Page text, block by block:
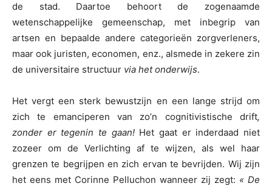
de stad. Daartoe behoort de zogenaamde
wetenschappelijke gemeenschap, met inbegrip van
artsen en bepaalde andere categorieën zorgverleners,
maar ook juristen, economen, enz., alsmede in zekere zin
de universitaire structuur via het onderwijs.
Het vergt een sterk bewustzijn en een lange strijd om
zich te emanciperen van zo’n cognitivistische drift,
zonder er tegenin te gaan!Het gaat er inderdaad niet
zozeer om de Verlichting af te wijzen, als wel haar
grenzen te begrijpen en zich ervan te bevrijden. Wij zijn
het eens met Corinne Pelluchon wanneer zij zegt: « De